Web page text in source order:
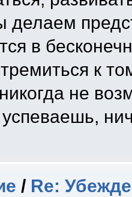
делаем
в
к
не
/ Re: